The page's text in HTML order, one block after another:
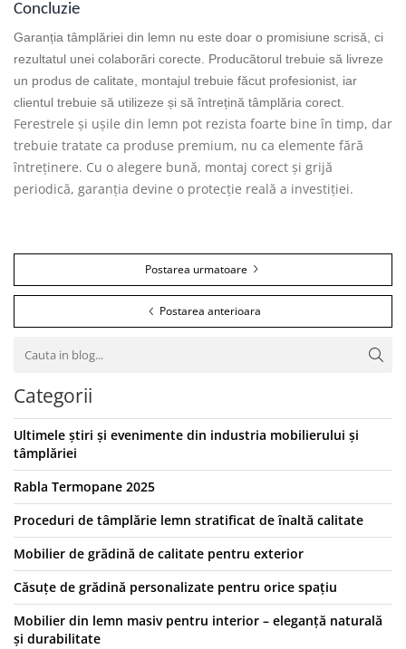
Concluzie
Garanția tâmplăriei din lemn nu este doar o promisiune scrisă, ci
rezultatul unei colaborări corecte. Producătorul trebuie să livreze
un produs de calitate, montajul trebuie făcut profesionist, iar
clientul trebuie să utilizeze și să întrețină tâmplăria corect.
Ferestrele și ușile din lemn pot rezista foarte bine în timp, dar
trebuie tratate ca produse premium, nu ca elemente fără
întreținere. Cu o alegere bună, montaj corect și grijă
periodică, garanția devine o protecție reală a investiției.
Postarea urmatoare
Postarea anterioara
Categorii
Ultimele știri și evenimente din industria mobilierului și
tâmplăriei
Rabla Termopane 2025
Proceduri de tâmplărie lemn stratificat de înaltă calitate
Mobilier de grădină de calitate pentru exterior
Căsuțe de grădină personalizate pentru orice spațiu
Mobilier din lemn masiv pentru interior – eleganță naturală
și durabilitate